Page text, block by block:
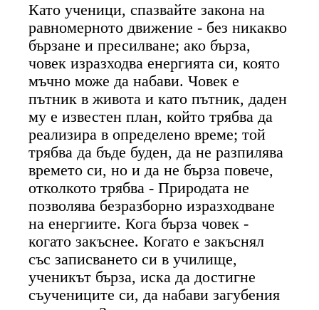
Като ученици, спазвайте закона на
равномерното движение - без никакво
бързане и пресилване; ако бърза,
човек изразходва енергията си, която
мъчно може да набави. Човек е
пътник в живота и като пътник, даден
му е известен план, който трябва да
реализира в определено време; той
трябва да бъде буден, да не разпилява
времето си, но и да не бърза повече,
отколкото трябва - Природата не
позволява безразборно изразходване
на енергиите. Кога бърза човек -
когато закъснее. Когато е закъснял
със записването си в училище,
ученикът бърза, иска да достигне
съучениците си, да набави загубения